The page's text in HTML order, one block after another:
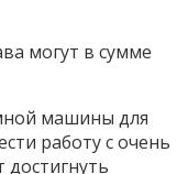
могут в сумме
машины для
работу с очень